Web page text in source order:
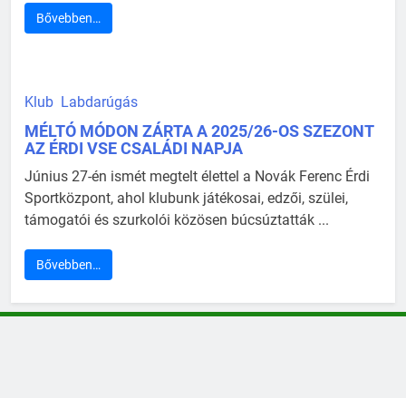
Bővebben…
Klub Labdarúgás
MÉLTÓ MÓDON ZÁRTA A 2025/26-OS SZEZONT
AZ ÉRDI VSE CSALÁDI NAPJA
Június 27-én ismét megtelt élettel a Novák Ferenc Érdi
Sportközpont, ahol klubunk játékosai, edzői, szülei,
támogatói és szurkolói közösen búcsúztatták ...
Bővebben…